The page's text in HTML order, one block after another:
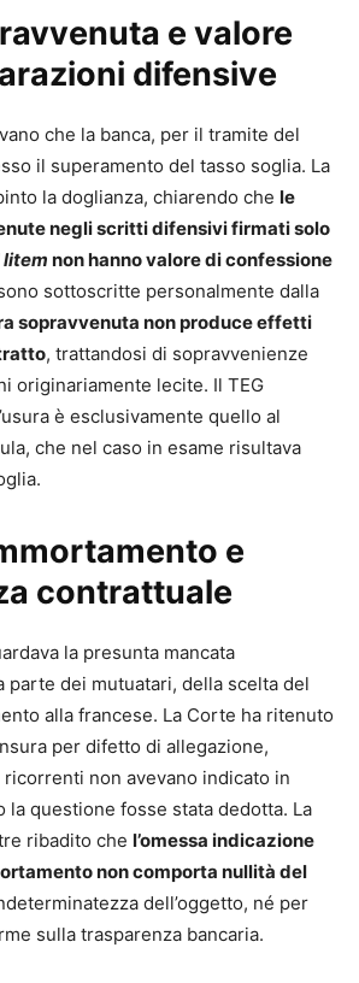
e valore
difensive
che la banca, per il tramite del
il superamento del tasso soglia. La
la doglianza, chiarendo che le
negli scritti difensivi firmati solo
litem non hanno valore di confessione
sottoscritte personalmente dalla
sopravvenuta non produce effetti
, trattandosi di sopravvenienze
originariamente lecite. Il TEG
è esclusivamente quello al
che nel caso in esame risultava
e
contrattuale
la presunta mancata
parte dei mutuatari, della scelta del
alla francese. La Corte ha ritenuto
per difetto di allegazione,
non avevano indicato in
la questione fosse stata dedotta. La
ribadito che l’omessa indicazione
non comporta nullità del
dell’oggetto, né per
sulla trasparenza bancaria.